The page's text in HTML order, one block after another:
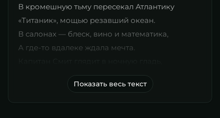
В кромешную тьму пересекал Атлантику
«Титаник», мощью резавший океан.
В салонах — блеск, вино и математика,
А где-то вдалеке ждала мечта.
Показать весь текст